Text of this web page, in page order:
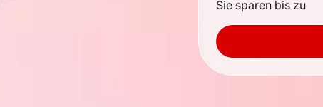
Sie sparen bis zu